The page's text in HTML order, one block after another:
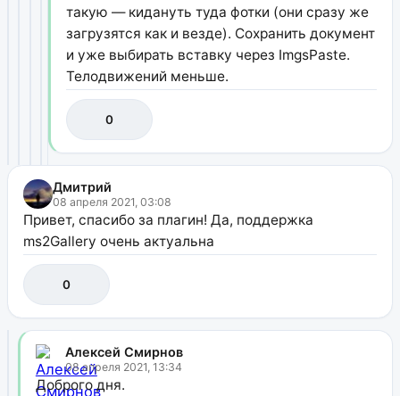
такую — кидануть туда фотки (они сразу же
загрузятся как и везде). Сохранить документ
и уже выбирать вставку через ImgsPaste.
Телодвижений меньше.
0
Дмитрий
08 апреля 2021, 03:08
Привет, спасибо за плагин! Да, поддержка
ms2Gallery очень актуальна
0
Алексей Смирнов
08 апреля 2021, 13:34
Доброго дня.